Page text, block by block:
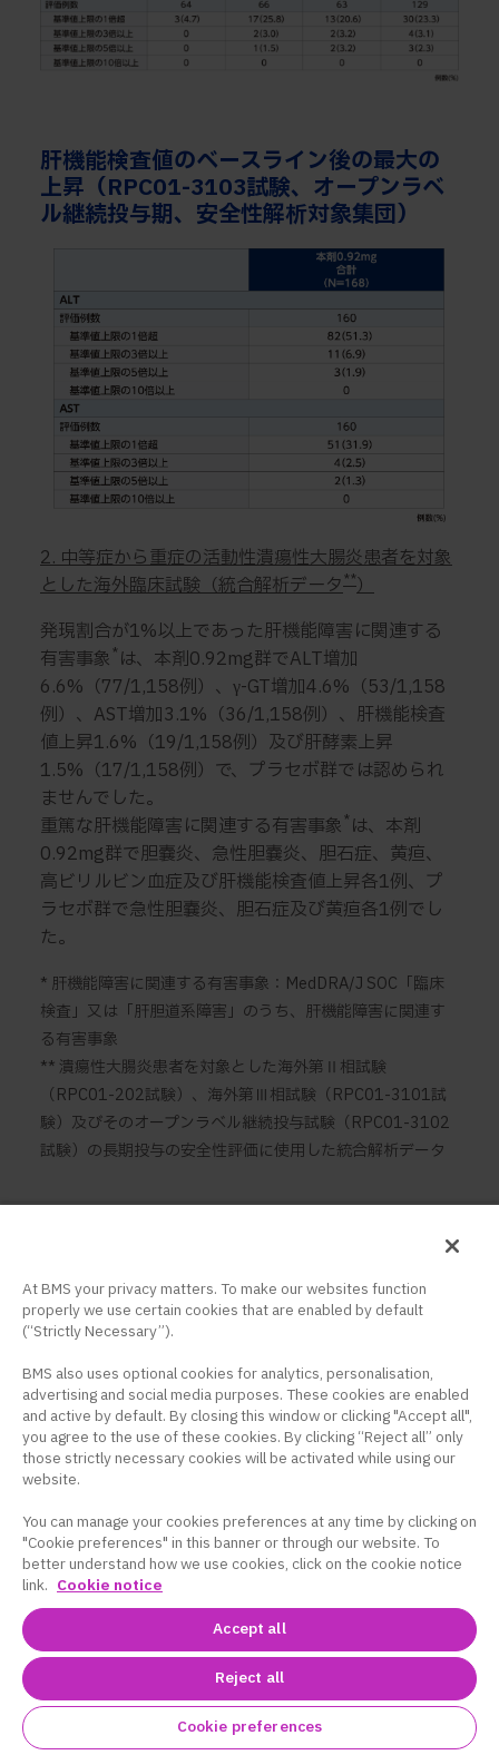
肝機能検査値のベースライン後の最大の
上昇（RPC01-3103試験、オープンラベ
ル継続投与期、安全性解析対象集団）
2. 中等症から重症の活動性潰瘍性大腸炎患者を対象
とした海外臨床試験（統合解析データ**）
発現割合が1%以上であった肝機能障害に関連する
有害事象 * は、本剤0.92mg群でALT増加
6.6%（77/1,158例）、γ-GT増加4.6%（53/1,158
例）、AST増加3.1%（36/1,158例）、肝機能検査
値上昇1.6%（19/1,158例）及び肝酵素上昇
1.5%（17/1,158例）で、プラセボ群では認められ
ませんでした。
重篤な肝機能障害に関連する有害事象 * は、本剤
0.92mg群で胆嚢炎、急性胆嚢炎、胆石症、黄疸、
高ビリルビン血症及び肝機能検査値上昇各1例、プ
ラセボ群で急性胆嚢炎、胆石症及び黄疸各1例でし
た。
* 肝機能障害に関連する有害事象：MedDRA/J SOC「臨床
検査」又は「肝胆道系障害」のうち、肝機能障害に関連す
る有害事象
** 潰瘍性大腸炎患者を対象とした海外第Ⅱ相試験
（RPC01-202試験）、海外第Ⅲ相試験（RPC01-3101試
験）及びそのオープンラベル継続投与試験（RPC01-3102
試験）の長期投与の安全性評価に使用した統合解析データ
海外製造販売後において、多発性硬化症（国内未承
認）の患者に肝移植を要する急性肝不全の症例が報
告されています。
候は、早いものでは初回投与後10日以内に認められ
ています。
重度の肝障害では、肝移植が必要になることがあり
ます。
対処法
●本剤投与開始前に肝機能検査（ALT、AST、ビリ
ルビン等）を行ってください。
●本剤投与開始後も定期的な肝機能検査を行ってく
●本剤投与中に悪心、嘔吐、腹痛、疲労、食欲不
振、黄疸又は褐色尿など、肝機能障害を示唆する
At BMS your privacy matters. To make our websites function
properly we use certain cookies that are enabled by default
(“Strictly Necessary”).
BMS also uses optional cookies for analytics, personalisation,
advertising and social media purposes. These cookies are enabled
and active by default. By closing this window or clicking "Accept all",
you agree to the use of these cookies. By clicking “Reject all” only
those strictly necessary cookies will be activated while using our
website.
You can manage your cookies preferences at any time by clicking on
"Cookie preferences" in this banner or through our website. To
better understand how we use cookies, click on the cookie notice
link. Cookie notice
Accept all
Reject all
Cookie preferences